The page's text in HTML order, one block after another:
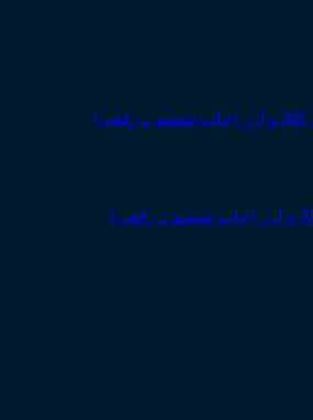
و ارز (چاپ ششم ـ رقعی)